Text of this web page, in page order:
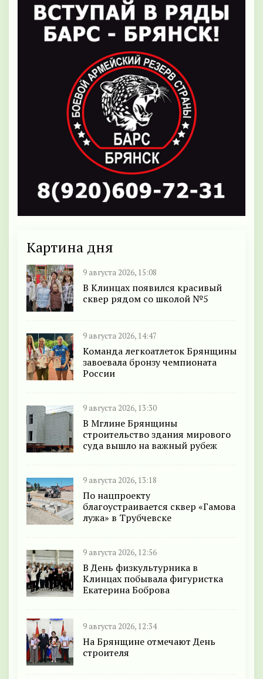
Картина дня
9 августа 2026, 15:08
В Клинцах появился красивый
сквер рядом со школой №5
9 августа 2026, 14:47
Команда легкоатлеток Брянщины
завоевала бронзу чемпионата
России
9 августа 2026, 13:30
В Мглине Брянщины
строительство здания мирового
суда вышло на важный рубеж
9 августа 2026, 13:18
По нацпроекту
благоустраивается сквер «Гамова
лужа» в Трубчевске
9 августа 2026, 12:56
В День физкультурника в
Клинцах побывала фигуристка
Екатерина Боброва
9 августа 2026, 12:34
На Брянщине отмечают День
строителя